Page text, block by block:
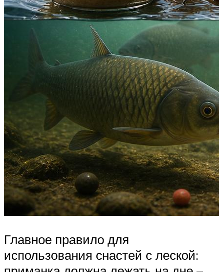
Главное правило для
использования снастей с леской: